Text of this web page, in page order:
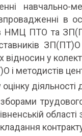
навчально-
в
НМЦ ПТО та
у
і методистів
діяльності